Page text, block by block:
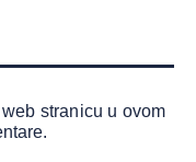
stranicu u ovom